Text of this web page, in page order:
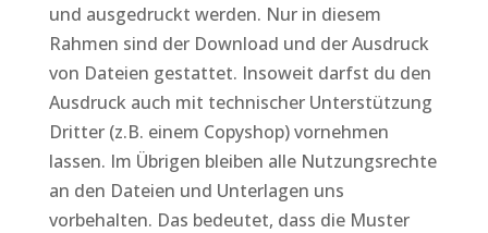
und ausgedruckt werden. Nur in diesem
Rahmen sind der Download und der Ausdruck
von Dateien gestattet. Insoweit darfst du den
Ausdruck auch mit technischer Unterstützung
Dritter (z.B. einem Copyshop) vornehmen
lassen. Im Übrigen bleiben alle Nutzungsrechte
an den Dateien und Unterlagen uns
vorbehalten. Das bedeutet, dass die Muster